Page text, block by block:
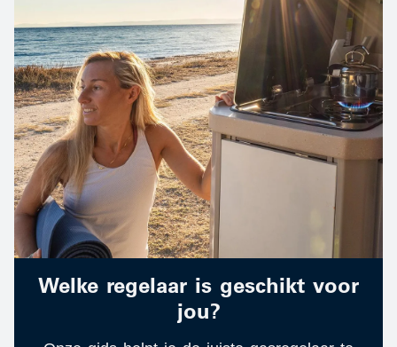
Welke regelaar is geschikt voor
jou?